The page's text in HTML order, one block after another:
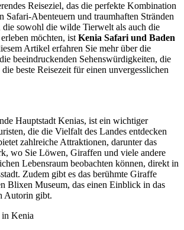
Reiseziel, das die perfekte Kombination
Safari-Abenteuern und traumhaften Stränden
die sowohl die wilde Tierwelt als auch die
möchten, ist Kenia Safari und Baden
Artikel erfahren Sie mehr über die
beeindruckenden Sehenswürdigkeiten, die
beste Reisezeit für einen unvergesslichen
Hauptstadt Kenias, ist ein wichtiger
die die Vielfalt des Landes entdecken
zahlreiche Attraktionen, darunter das
wo Sie Löwen, Giraffen und viele andere
Lebensraum beobachten können, direkt in
Zudem gibt es das berühmte Giraffe
Blixen Museum, das einen Einblick in das
Autorin gibt.
in Kenia